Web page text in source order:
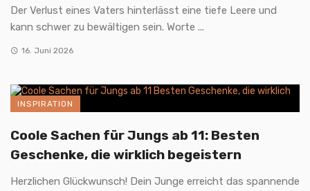
Der Verlust eines Vaters hinterlässt eine tiefe Leere und
kann schwer zu bewältigen sein. Worte ...
16. Juni 2026
INSPIRATION
Coole Sachen für Jungs ab 11: Besten
Geschenke, die wirklich begeistern
Herzlichen Glückwunsch! Dein Junge erreicht das spannende